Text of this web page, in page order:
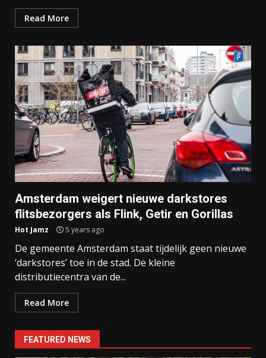
Read More
Amsterdam weigert nieuwe darkstores
flitsbezorgers als Flink, Getir en Gorillas
Hot Jamz 5 years ago
De gemeente Amsterdam staat tijdelijk geen nieuwe
‘darkstores’ toe in de stad. De kleine
distributiecentra van de...
Read More
FEATURED NEWS